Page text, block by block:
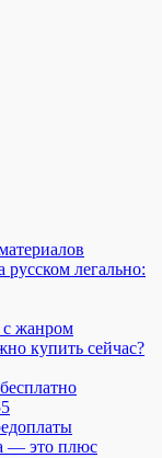
легально:
с жанром
купить сейчас?
— это плюс